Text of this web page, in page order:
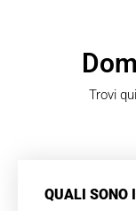
Trovi
QUALI SONO